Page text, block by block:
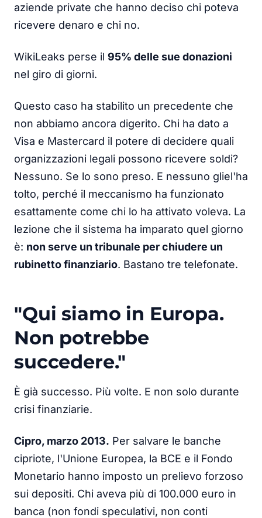
aziende private che hanno deciso chi poteva
ricevere denaro e chi no.
WikiLeaks perse il 95% delle sue donazioni
nel giro di giorni.
Questo caso ha stabilito un precedente che
non abbiamo ancora digerito. Chi ha dato a
Visa e Mastercard il potere di decidere quali
organizzazioni legali possono ricevere soldi?
Nessuno. Se lo sono preso. E nessuno gliel'ha
tolto, perché il meccanismo ha funzionato
esattamente come chi lo ha attivato voleva. La
lezione che il sistema ha imparato quel giorno
è: non serve un tribunale per chiudere un
rubinetto finanziario. Bastano tre telefonate.
"Qui siamo in Europa.
Non potrebbe
succedere."
È già successo. Più volte. E non solo durante
crisi finanziarie.
Cipro, marzo 2013. Per salvare le banche
cipriote, l'Unione Europea, la BCE e il Fondo
Monetario hanno imposto un prelievo forzoso
sui depositi. Chi aveva più di 100.000 euro in
banca (non fondi speculativi, non conti